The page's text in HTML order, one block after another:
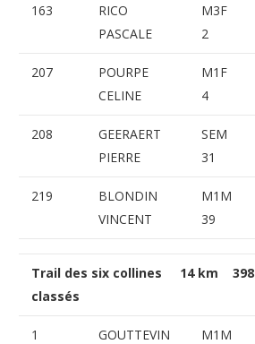
163
RICO
PASCALE
M3F
2
207
POURPE
CELINE
M1F
4
208
GEERAERT
PIERRE
SEM
31
219
BLONDIN
VINCENT
M1M
39
Trail des six collines 14 km 398
classés
1
GOUTTEVIN
M1M